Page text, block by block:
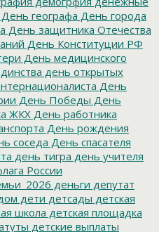
День географа День города
День защитника Отечества
День Конституции РФ
День медицинского
день открытых
День
День Победы День
ЖКХ День работника
День рождения
соседа День спасателя
день тигра день учителя
России
деньги депутат
дети детсады детская
школа детская площадка
детские выплаты